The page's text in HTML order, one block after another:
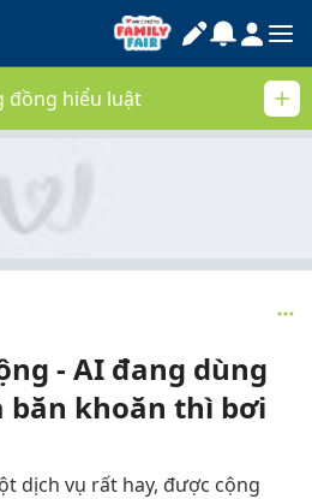
đồng hiểu luật
- AI đang dùng
băn khoăn thì bơi
dịch vụ rất hay, được cộng